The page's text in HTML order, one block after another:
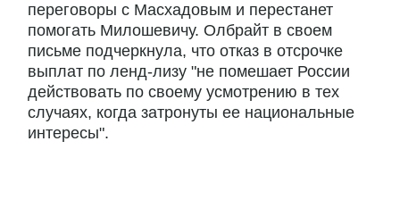
переговоры с Масхадовым и перестанет
помогать Милошевичу. Олбрайт в своем
письме подчеркнула, что отказ в отсрочке
выплат по ленд-лизу "не помешает России
действовать по своему усмотрению в тех
случаях, когда затронуты ее национальные
интересы".